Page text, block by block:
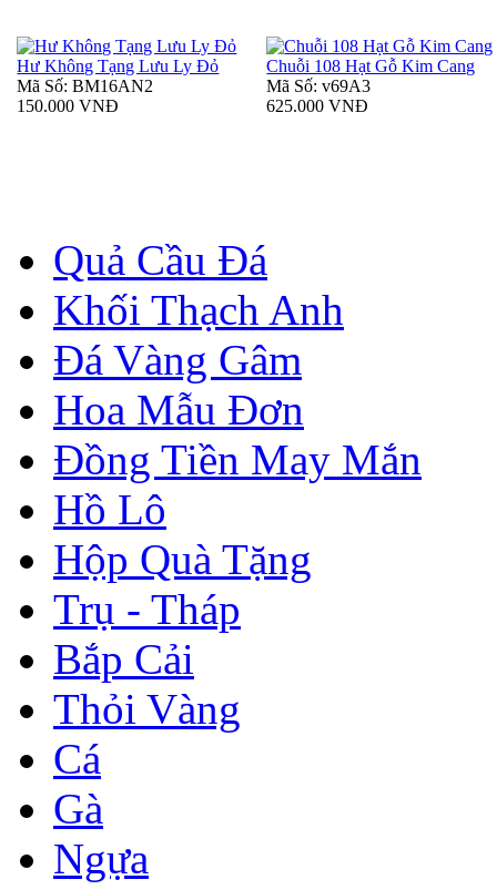
Hư Không Tạng Lưu Ly Đỏ
Mã Số: BM16AN2
150.000 VNĐ
Chuỗi 108 Hạt Gỗ Kim Cang
Mã Số: v69A3
625.000 VNĐ
Quả Cầu Đá
Khối Thạch Anh
Đá Vàng Gâm
Hoa Mẫu Đơn
Đồng Tiền May Mắn
Hồ Lô
Hộp Quà Tặng
Trụ - Tháp
Bắp Cải
Thỏi Vàng
Cá
Gà
Ngựa